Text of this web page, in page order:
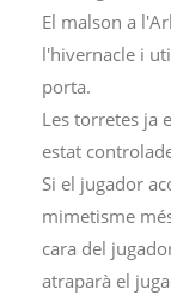
El malson a
l'hivernacle i
porta.
Les torretes ja
estat
Si el jugador
mimetisme
cara del
atraparà el